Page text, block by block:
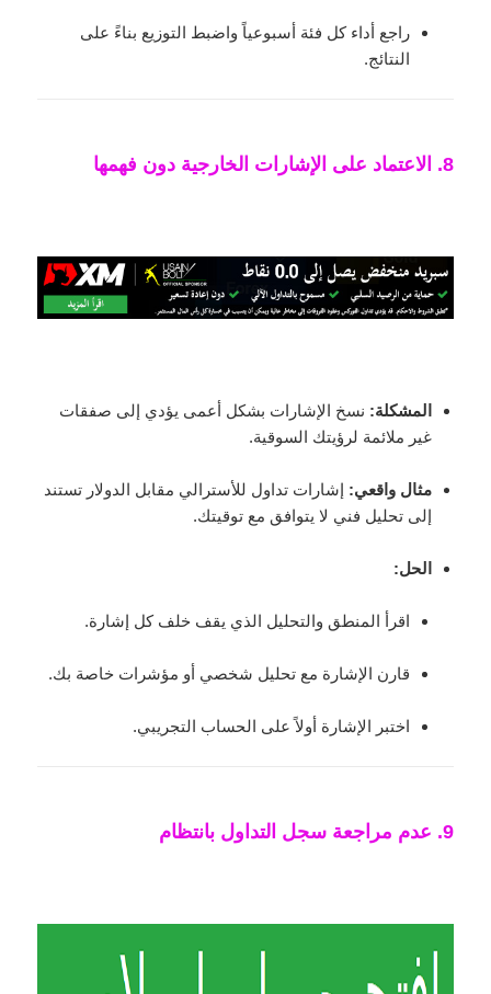
راجع أداء كل فئة أسبوعياً واضبط التوزيع بناءً على
النتائج.
8. الاعتماد على الإشارات الخارجية دون فهمها
المشكلة: نسخ الإشارات بشكل أعمى يؤدي إلى صفقات
غير ملائمة لرؤيتك السوقية.
مثال واقعي: إشارات تداول للأسترالي مقابل الدولار تستند
إلى تحليل فني لا يتوافق مع توقيتك.
الحل:
اقرأ المنطق والتحليل الذي يقف خلف كل إشارة.
قارن الإشارة مع تحليل شخصي أو مؤشرات خاصة بك.
اختبر الإشارة أولاً على الحساب التجريبي.
9. عدم مراجعة سجل التداول بانتظام